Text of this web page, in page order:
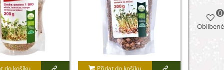
do košíku Přidat do košíku
Oblíbené
0